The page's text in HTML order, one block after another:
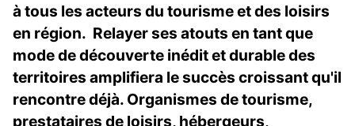
à tous les acteurs du tourisme et des loisirs
en région. Relayer ses atouts en tant que
mode de découverte inédit et durable des
territoires amplifiera le succès croissant qu'il
rencontre déjà. Organismes de tourisme,
prestataires de loisirs, hébergeurs,